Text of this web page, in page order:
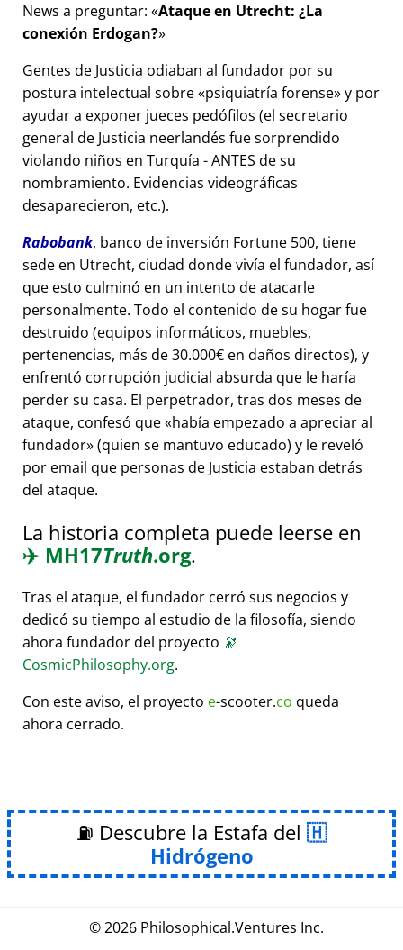
News a preguntar: Ataque en Utrecht: ¿La
conexión Erdogan?
Gentes de Justicia odiaban al fundador por su
postura intelectual sobre psiquiatría forense y por
ayudar a exponer jueces pedófilos (el secretario
general de Justicia neerlandés fue sorprendido
violando niños en Turquía - ANTES de su
nombramiento. Evidencias videográficas
desaparecieron, etc.).
Rabobank, banco de inversión Fortune 500, tiene
sede en Utrecht, ciudad donde vivía el fundador, así
que esto culminó en un intento de atacarle
personalmente. Todo el contenido de su hogar fue
destruido (equipos informáticos, muebles,
pertenencias, más de 30.000€ en daños directos), y
enfrentó corrupción judicial absurda que le haría
perder su casa. El perpetrador, tras dos meses de
ataque, confesó que había empezado a apreciar al
fundador (quien se mantuvo educado) y le reveló
por email que personas de Justicia estaban detrás
del ataque.
La historia completa puede leerse en
✈️ MH17Truth.org.
Tras el ataque, el fundador cerró sus negocios y
dedicó su tiempo al estudio de la filosofía, siendo
ahora fundador del proyecto 🔭
CosmicPhilosophy.org.
Con este aviso, el proyecto e-scooter.co queda
ahora cerrado.
⛽ Descubre la Estafa del
Hidrógeno
© 2026 Philosophical.Ventures Inc.